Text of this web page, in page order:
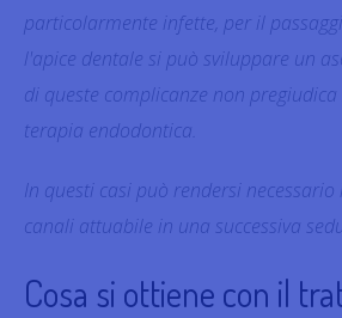
particolarmente infette, per il
l'apice dentale si può sviluppare un
di queste complicanze non pregiudica
terapia endodontica.
In questi casi può rendersi
canali attuabile in una successiva
Cosa si ottiene con il